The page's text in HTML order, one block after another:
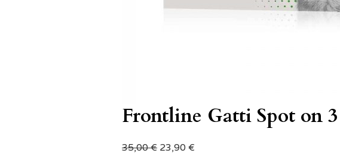
Frontline Gatti Spot on
35,00€ 23,90 €